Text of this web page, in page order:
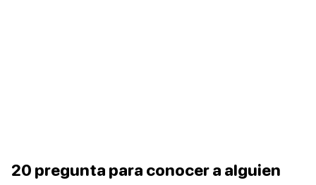
20 pregunta para conocer a alguien